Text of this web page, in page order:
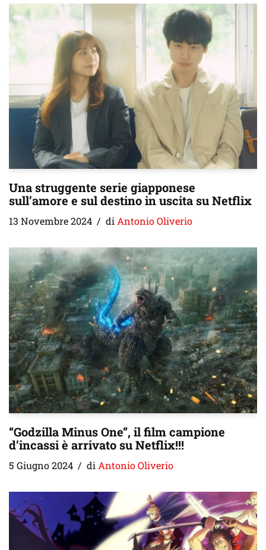
Una struggente serie giapponese
sull’amore e sul destino in uscita su Netflix
13 Novembre 2024 diAntonio Oliverio
“Godzilla Minus One”, il film campione
d’incassi è arrivato su Netflix!!!
5 Giugno 2024 di Antonio Oliverio